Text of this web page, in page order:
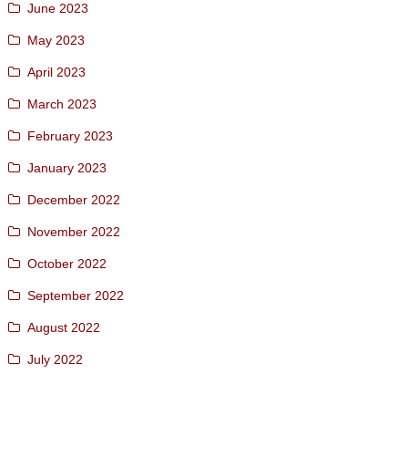
June 2023
May 2023
April 2023
March 2023
February 2023
January 2023
December 2022
November 2022
October 2022
September 2022
August 2022
July 2022